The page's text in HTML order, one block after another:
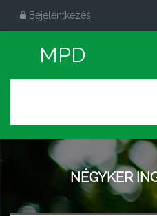
Bejelentkezés
NÉGYKER